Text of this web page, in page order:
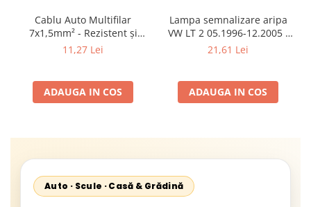
Cablu Auto Multifilar
7x1,5mm² - Rezistent și
Flexibil pentru Remorci 12V-
11,27 Lei
ADAUGA IN COS
Lampa semnalizare aripa
VW LT 2 05.1996-12.2005 ;
Mercedes Sprinter 1995-
Neoplan Euroliner,
Starliner,Centroliner,
21,61 Lei
ADAUGA IN COS
Auto · Scule · Casă & Grădină